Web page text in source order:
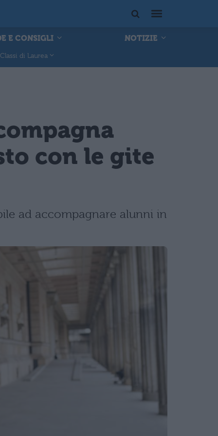
E CONSIGLI NOTIZIE
Classi di Laurea
con le gite
ad accompagnare alunni in